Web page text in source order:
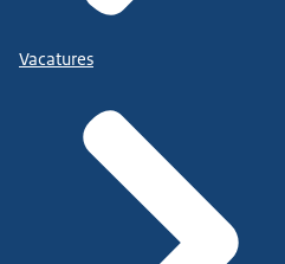
Vacatures